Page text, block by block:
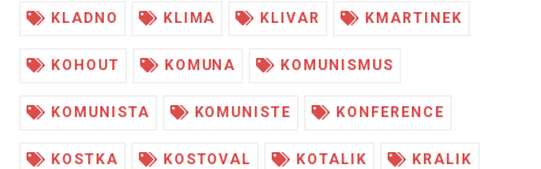
KLADNO KLIMA KLIVAR KMARTINEK
KOHOUT KOMUNA KOMUNISMUS
KOMUNISTA KOMUNISTE KONFERENCE
KOSTKA KOSTOVAL KOTALIK KRALIK